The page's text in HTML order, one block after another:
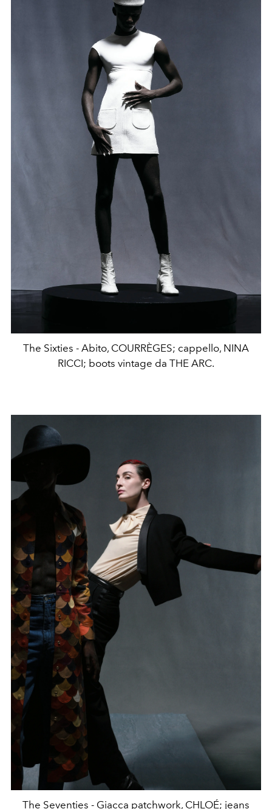
The Sixties - Abito, COURRÈGES; cappello, NINA
RICCI; boots vintage da THE ARC.
The Seventies - Giacca patchwork, CHLOÉ; jeans